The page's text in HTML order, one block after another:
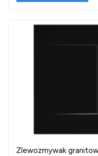
Zlewozmywak